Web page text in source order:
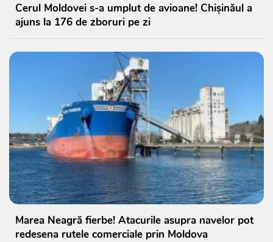
Cerul Moldovei s-a umplut de avioane! Chișinăul a
ajuns la 176 de zboruri pe zi
Marea Neagră fierbe! Atacurile asupra navelor pot
redesena rutele comerciale prin Moldova